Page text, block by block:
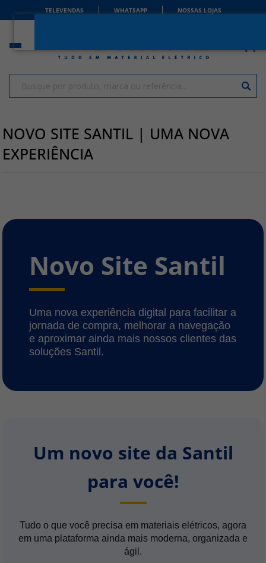
TELEVENDAS WHATSAPP NOSSAS LOJAS
NOVO SITE SANTIL | UMA NOVA
EXPERIÊNCIA
Novo Site Santil
Uma nova experiência digital para facilitar a
jornada de compra, melhorar a navegação
e aproximar ainda mais nossos clientes das
soluções Santil.
Um novo site da Santil
para você!
Tudo o que você precisa em materiais elétricos, agora
em uma plataforma ainda mais moderna, organizada e
ágil.